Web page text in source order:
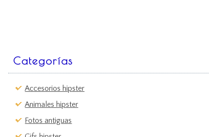
Categorías
Accesorios hipster
Animales hipster
Fotos antiguas